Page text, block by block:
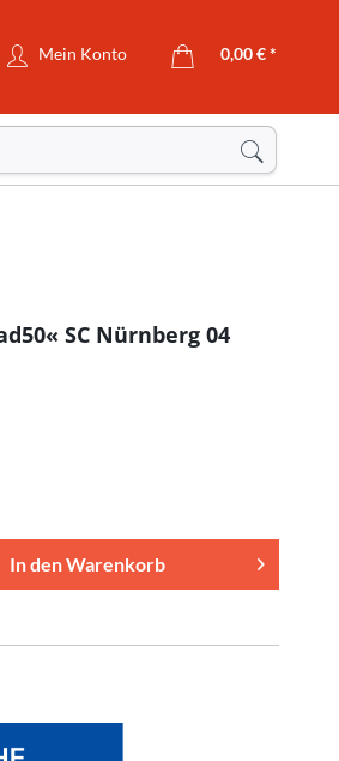
Mein Konto 0,00 € *
SC Nürnberg 04
In denWarenkorb